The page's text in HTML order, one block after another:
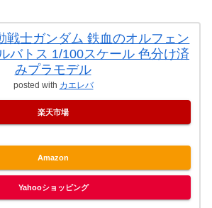
戦士ガンダム 鉄血のオルフェン
バトス 1/100スケール 色分け済
みプラモデル
posted with カエレバ
楽天市場
Amazon
Yahooショッピング